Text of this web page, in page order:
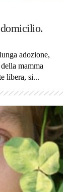
adozione,
mamma
libera, si...